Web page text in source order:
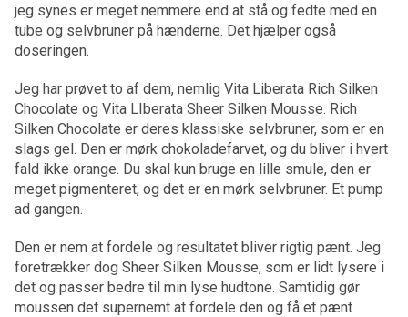
jeg synes er meget nemmere end at stå og fedte med en
tube og selvbruner på hænderne. Det hjælper også
doseringen.
Jeg har prøvet to af dem, nemlig Vita Liberata Rich Silken
Chocolate og Vita LIberata Sheer Silken Mousse. Rich
Silken Chocolate er deres klassiske selvbruner, som er en
slags gel. Den er mørk chokoladefarvet, og du bliver i hvert
fald ikke orange. Du skal kun bruge en lille smule, den er
meget pigmenteret, og det er en mørk selvbruner. Et pump
ad gangen.
Den er nem at fordele og resultatet bliver rigtig pænt. Jeg
foretrækker dog Sheer Silken Mousse, som er lidt lysere i
det og passer bedre til min lyse hudtone. Samtidig gør
moussen det supernemt at fordele den og få et pænt